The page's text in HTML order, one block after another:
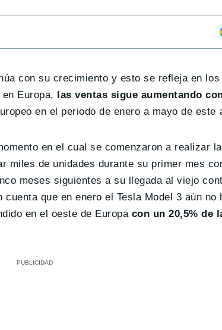
con su crecimiento y esto se refleja en
Europa, las ventas sigue aumentando
en el periodo de enero a mayo de este
en el cual se comenzaron a realizar
miles de unidades durante su primer mes
meses siguientes a su llegada al viejo
cuenta que en enero el Tesla Model 3 aún no
en el oeste de Europa con un 20,5% de